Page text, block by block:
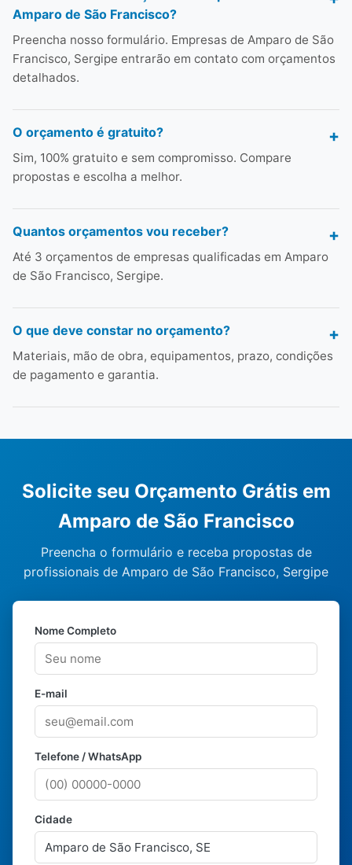
Amparo de São Francisco?
Preencha nosso formulário. Empresas de Amparo de São
Francisco, Sergipe entrarão em contato com orçamentos
detalhados.
O orçamento é gratuito?
Sim, 100% gratuito e sem compromisso. Compare
propostas e escolha a melhor.
Quantos orçamentos vou receber?
Até 3 orçamentos de empresas qualificadas em Amparo
de São Francisco, Sergipe.
O que deve constar no orçamento?
Materiais, mão de obra, equipamentos, prazo, condições
de pagamento e garantia.
Solicite seu Orçamento Grátis em
Amparo de São Francisco
Preencha o formulário e receba propostas de
profissionais de Amparo de São Francisco, Sergipe
Nome Completo
E-mail
Telefone / WhatsApp
Cidade